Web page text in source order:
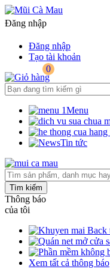
Đăng nhập
Đăng nhập
Tạo tài khoản
0
Menu
Tin tức
Tìm kiếm
Thông báo
của tôi
Xem tất cả thông báo